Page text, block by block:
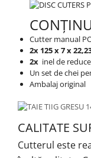
Cutter manual
2x 125 x 7 x
2x inel de
Un set de chei
Ambalaj original
CALITATE
Cutterul este